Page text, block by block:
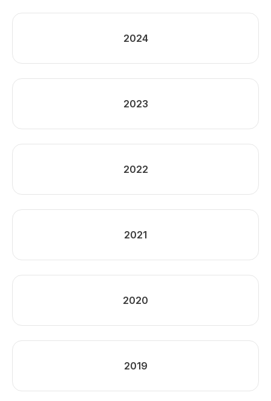
2024
2023
2022
2021
2020
2019